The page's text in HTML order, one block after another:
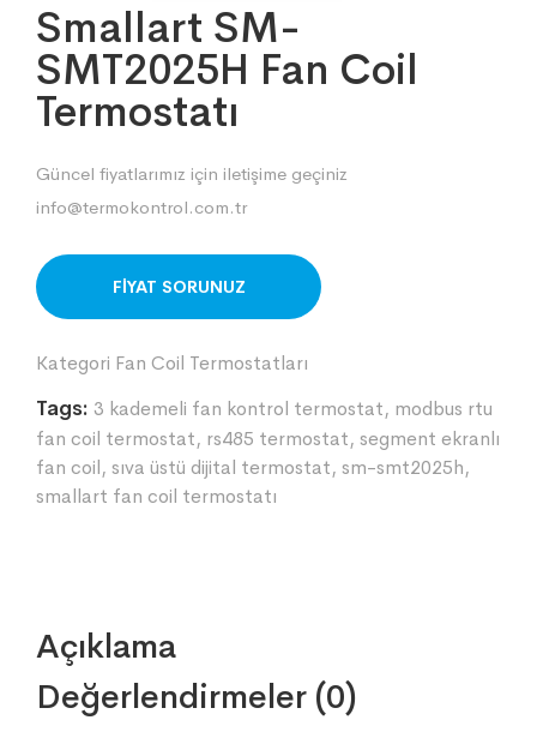
Smallart SM-
SMT2025H Fan Coil
Termostatı
Güncel fiyatlarımız için iletişime geçiniz
info@termokontrol.com.tr
ORDER ON WHATSAPP
Kategori Fan Coil Termostatları
Tags: 3 kademeli fan kontrol termostat, modbus rtu
fan coil termostat, rs485 termostat, segment ekranlı
fan coil, sıva üstü dijital termostat, sm-smt2025h,
smallart fan coil termostatı
Açıklama
Değerlendirmeler (0)